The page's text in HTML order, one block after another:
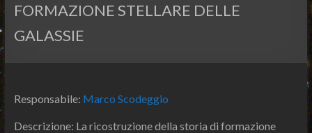
FORMAZIONE STELLARE DELLE
GALASSIE
Responsabile: Marco Scodeggio
Descrizione: La ricostruzione della storia di formazione